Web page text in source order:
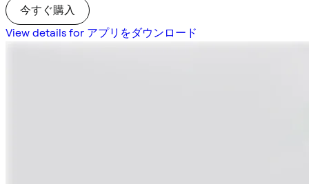
今すぐ購入
View details for アプリをダウンロード